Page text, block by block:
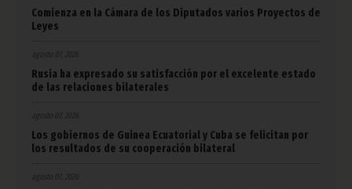
Comienza en la Cámara de los Diputados varios Proyectos de
Leyes
agosto 07, 2026
Rusia ha expresado su satisfacción por el excelente estado
de las relaciones bilaterales
agosto 07, 2026
Los gobiernos de Guinea Ecuatorial y Cuba se felicitan por
los resultados de su cooperación bilateral
agosto 07, 2026